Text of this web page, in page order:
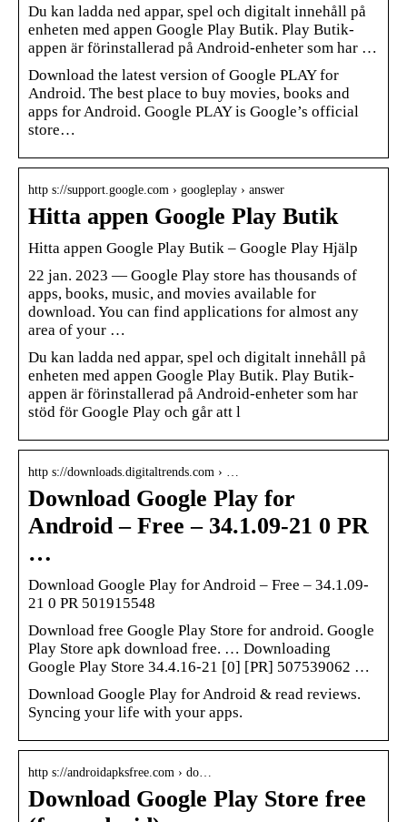
Du kan ladda ned appar, spel och digitalt innehåll på
enheten med appen Google Play Butik. Play Butik-
appen är förinstallerad på Android-enheter som har …
Download the latest version of Google PLAY for
Android. The best place to buy movies, books and
apps for Android. Google PLAY is Google’s official
store…
http s://support.google.com › googleplay › answer
Hitta appen Google Play Butik
Hitta appen Google Play Butik – Google Play Hjälp
22 jan. 2023 — Google Play store has thousands of
apps, books, music, and movies available for
download. You can find applications for almost any
area of your …
Du kan ladda ned appar, spel och digitalt innehåll på
enheten med appen Google Play Butik. Play Butik-
appen är förinstallerad på Android-enheter som har
stöd för Google Play och går att l
http s://downloads.digitaltrends.com › …
Download Google Play for
Android – Free – 34.1.09-21 0 PR
…
Download Google Play for Android – Free – 34.1.09-
21 0 PR 501915548
Download free Google Play Store for android. Google
Play Store apk download free. … Downloading
Google Play Store 34.4.16-21 [0] [PR] 507539062 …
Download Google Play for Android & read reviews.
Syncing your life with your apps.
http s://androidapksfree.com › do…
Download Google Play Store free